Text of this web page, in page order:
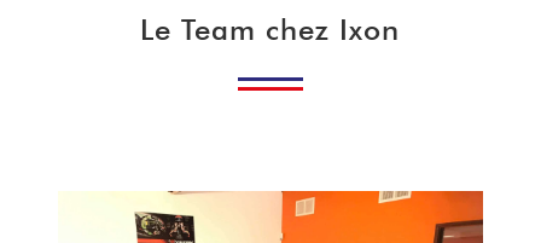
Le Team chez Ixon